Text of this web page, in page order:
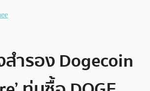
ำรอง Dogecoin